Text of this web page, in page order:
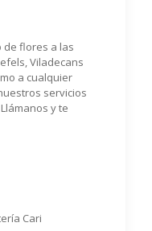
de flores a las
Viladecans
a cualquier
servicios
Llámanos y te
Cari